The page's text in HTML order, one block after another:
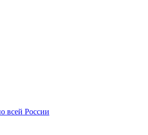
всей России